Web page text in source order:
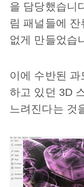
을 담당했습니
림 패널들에
없게 만들었습
이에 수반된
하고 있던 3D
느려진다는 것